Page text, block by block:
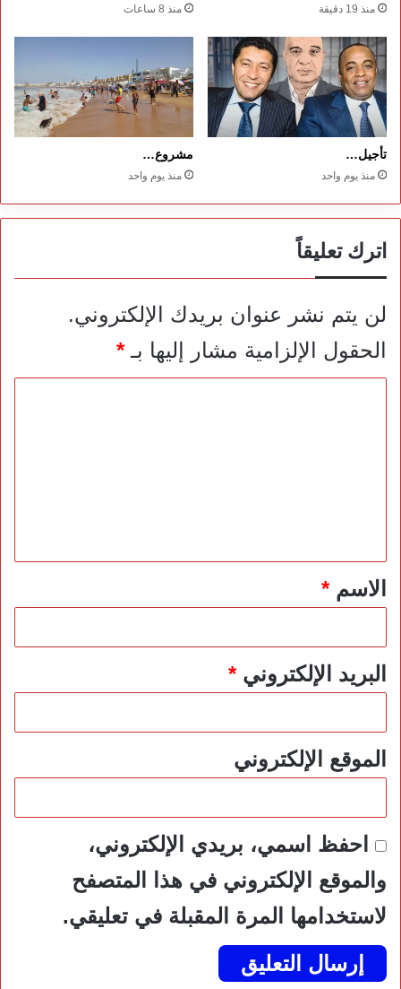
منذ 19 دقيقة منذ 8 ساعات
تأجيل…
منذ يوم واحد
مشروع…
منذ يوم واحد
اترك تعليقاً
لن يتم نشر عنوان بريدك الإلكتروني.
الحقول الإلزامية مشار إليها بـ*
*الاسم*
البريد الإلكتروني*
الموقع الإلكتروني
احفظ اسمي، بريدي الإلكتروني،
والموقع الإلكتروني في هذا المتصفح
لاستخدامها المرة المقبلة في تعليقي.